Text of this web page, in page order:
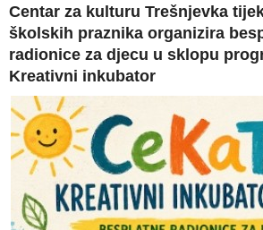
Centar za kulturu Trešnjevka
školskih praznika organizira
radionice za djecu u sklopu
Kreativni inkubator